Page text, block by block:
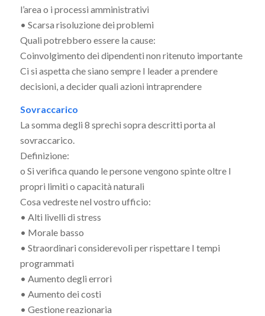
l’area o i processi amministrativi
• Scarsa risoluzione dei problemi
Quali potrebbero essere la cause:
Coinvolgimento dei dipendenti non ritenuto importante
Ci si aspetta che siano sempre I leader a prendere
decisioni, a decider quali azioni intraprendere
Sovraccarico
La somma degli 8 sprechi sopra descritti porta al
sovraccarico.
Definizione:
o Si verifica quando le persone vengono spinte oltre I
propri limiti o capacità naturali
Cosa vedreste nel vostro ufficio:
• Alti livelli di stress
• Morale basso
• Straordinari considerevoli per rispettare I tempi
programmati
• Aumento degli errori
• Aumento dei costi
• Gestione reazionaria